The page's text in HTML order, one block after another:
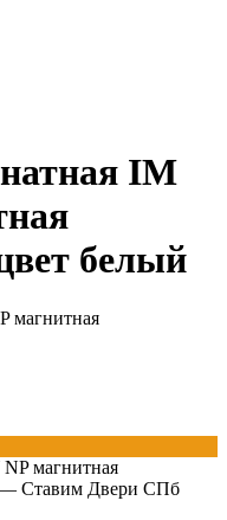
IM
белый
магнитная